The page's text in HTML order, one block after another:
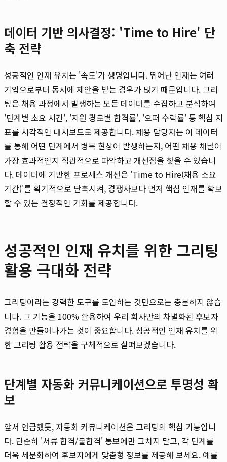
데이터 기반 의사결정: 'Time to Hire' 단
축 전략
성공적인 인재 유치는 '속도'가 생명입니다. 뛰어난 인재는 여러
기업으로부터 동시에 제안을 받는 경우가 많기 때문입니다. 그리
팅은 채용 과정에서 발생하는 모든 데이터를 수집하고 분석하여
'단계별 소요 시간', '지원 경로별 합격률', '오퍼 수락률' 등 핵심 지
표를 시각적인 대시보드로 제공합니다. 채용 담당자는 이 데이터
를 통해 어떤 단계에서 병목 현상이 발생하는지, 어떤 채용 채널이
가장 효과적인지 직관적으로 파악하고 개선점을 찾을 수 있습니
다. 데이터에 기반한 프로세스 개선은 'Time to Hire(채용 소요
기간)'를 획기적으로 단축시켜, 경쟁사보다 먼저 핵심 인재를 확보
할 수 있는 결정적인 기회를 제공합니다.
성공적인 인재 유치를 위한 그리팅
활용 극대화 전략
그리팅이라는 강력한 도구를 도입하는 것만으로는 충분하지 않습
니다. 그 기능을 100% 활용하여 우리 회사만의 차별화된 후보자
경험을 만들어나가는 것이 중요합니다. 성공적인 인재 유치를 위
한 그리팅 활용 전략을 구체적으로 살펴보겠습니다.
단계별 자동화 커뮤니케이션으로 투명성 확
보
앞서 언급했듯, 자동화 커뮤니케이션은 그리팅의 핵심 기능입니
다. 단순히 '서류 합격/불합격' 통보에만 그치지 말고, 각 단계를
더욱 세분화하여 후보자에게 맞춤형 정보를 제공해 보세요. 예를